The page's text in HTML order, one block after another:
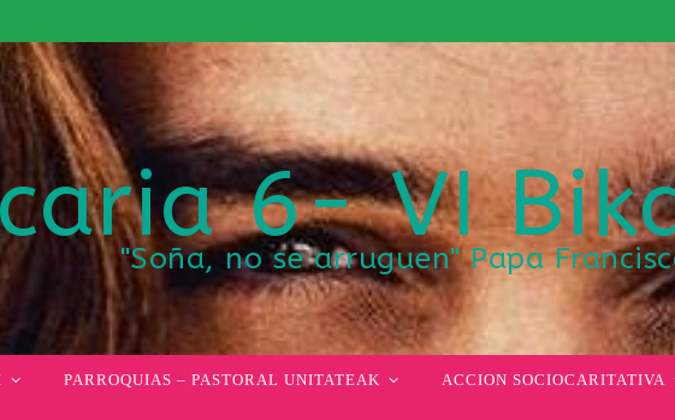
6- VI
"Soña, no se arruguen" Papa
PARROQUIAS – PASTORAL UNITATEAK ACCION SOCIOCARITATIVA